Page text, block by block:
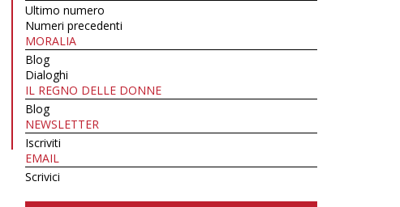
Ultimo numero
Numeri precedenti
MORALIA
Blog
Dialoghi
IL REGNO DELLE DONNE
Blog
NEWSLETTER
Iscriviti
EMAIL
Scrivici